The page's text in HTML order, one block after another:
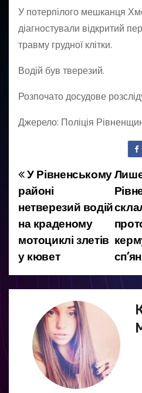
У потерпілого мешканця
діагностували відкритий
травму грудної клітки.
Водій був тверезий.
Розпочато досудове
Джерело: Поліція
Н
а
в
і
г
У Рівненському
районі
нетверезий водій
на краденому
мотоциклі злетів
у кювет